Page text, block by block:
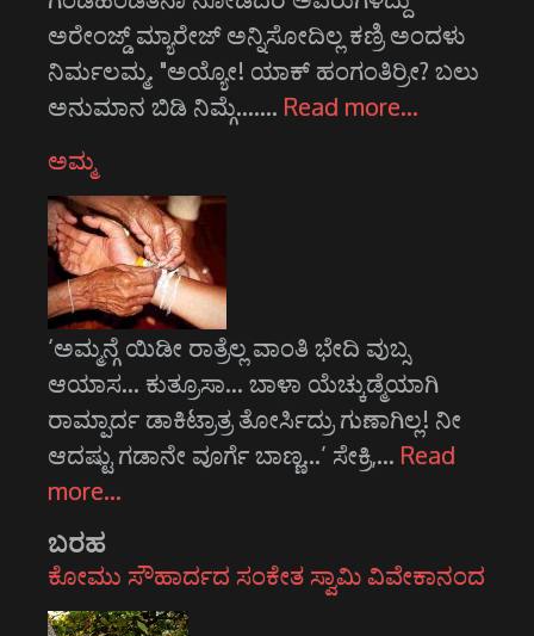
ಅರೇಂಜ್ಡ್ ಮ್ಯಾರೇಜ್‌ ಅನ್ನಿಸೋದಿಲ್ಲ ಕಣ್ರಿ ಅಂದಳು
ನಿರ್ಮಲಮ್ಮ. "ಅಯ್ಯೋ! ಯಾಕ್‌ ಹಂಗಂತಿರ್ರೀ? ಬಲು
ಅನುಮಾನ ಬಿಡಿ ನಿಮ್ಗೆ....… Read more…
ಅಮ್ಮ
‘ಅಮ್ಮನ್ಗೆ ಯಿಡೀ ರಾತ್ರೆಲ್ಲ ವಾಂತಿ ಭೇದಿ ವುಬ್ಸ
ಆಯಾಸ... ಕುತ್ರೂಸಾ... ಬಾಳಾ ಯೆಚ್ಕುಡ್ಮೆಯಾಗಿ
ರಾಮ್ಪಾರ್ದ ಡಾಕಿಟ್ರಾತ್ರ ತೋರ್ಸಿದ್ರು ಗುಣಾಗಿಲ್ಲ! ನೀ
ಆದಷ್ಟು ಗಡಾನೇ ವೂರ್ಗೆ ಬಾಣ್ಣ...’ ಸೇಕ್ರಿ,… Read
more…
ಬರಹ
ಕೋಮು ಸೌಹಾರ್ದದ ಸಂಕೇತ ಸ್ವಾಮಿ ವಿವೇಕಾನಂದ